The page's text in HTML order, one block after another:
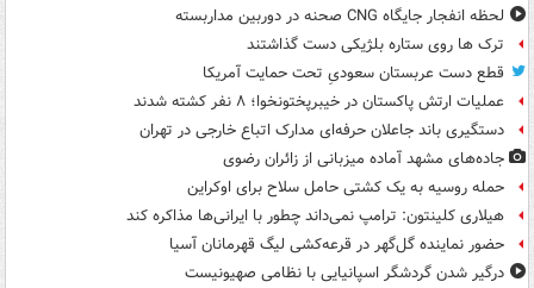
لحظه انفجار جایگاه CNG صحنه در دوربین مداربسته
ترک ها روی ستاره بلژیکی دست گذاشتند
قطع دست عربستان سعودیِ تحت حمایت آمریکا
عملیات ارتش پاکستان در خیبرپختونخوا؛ ۸ نفر کشته شدند
دستگیری باند جاعلان حرفه‌ای مدارک اتباع خارجی در تهران
جاده‌های مشهد آماده میزبانی از زائران رضوی
حمله روسیه به یک کشتی حامل سلاح برای اوکراین
هیلاری کلینتون: ترامپ نمی‌داند چطور با ایرانی‌ها مذاکره کند
حضور نماینده گل‌گهر در قرعه‌کشی لیگ قهرمانان آسیا
درگیر شدن گردشگر اسپانیایی با نظامی صهیونیست